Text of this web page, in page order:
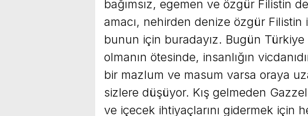
bağımsız, egemen ve özgür Filistin
amacı, nehirden denize özgür
bunun için buradayız. Bugün
olmanın ötesinde, insanlığın
bir mazlum ve masum varsa oraya
sizlere düşüyor. Kış gelmeden
ve içecek ihtiyaçlarını gidermek için